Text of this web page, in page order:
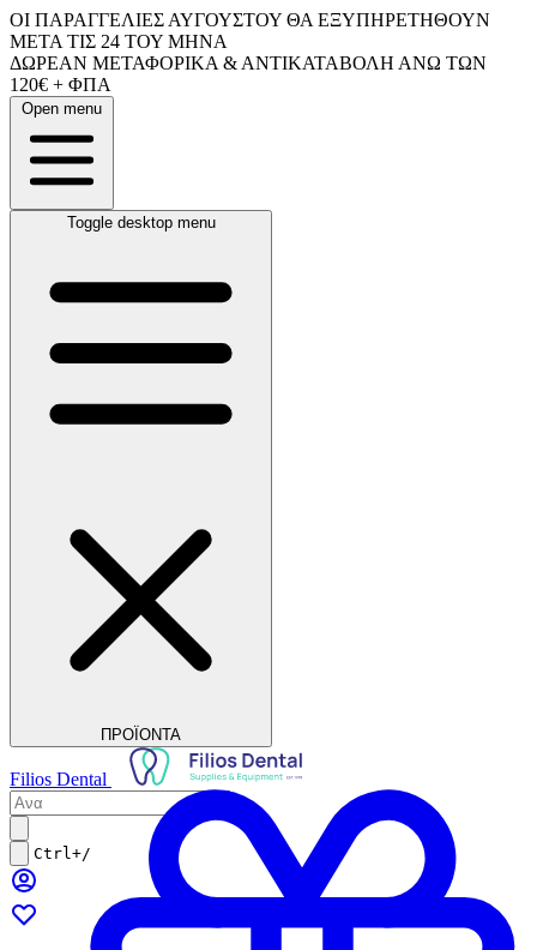
ΟΙ ΠΑΡΑΓΓΕΛΙΕΣ ΑΥΓΟΥΣΤΟΥ ΘΑ ΕΞΥΠΗΡΕΤΗΘΟΥΝ
ΜΕΤΑ ΤΙΣ 24 ΤΟΥ ΜΗΝΑ
ΔΩΡΕΑΝ ΜΕΤΑΦΟΡΙΚΑ & ΑΝΤΙΚΑΤΑΒΟΛΗ ΑΝΩ ΤΩΝ
120€ + ΦΠΑ
Open menu
Toggle desktop menu
ΠΡΟΪΟΝΤΑ
Filios Dental
Ctrl+/